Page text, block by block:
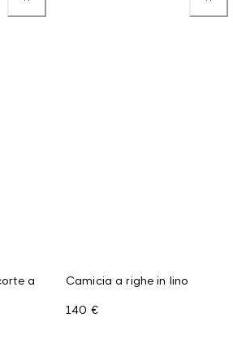
a
Camicia a righe in lino
140 €